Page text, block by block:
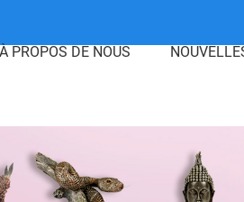
À PROPOS DE NOUS